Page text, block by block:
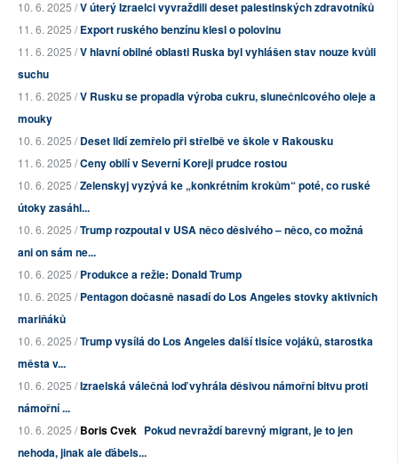
10. 6. 2025 /V úterý Izraelci vyvraždili deset palestinských zdravotníků
11. 6. 2025 /Export ruského benzínu klesl o polovinu
11. 6. 2025 /V hlavní obilné oblasti Ruska byl vyhlášen stav nouze kvůli
suchu
11. 6. 2025 /V Rusku se propadla výroba cukru, slunečnicového oleje a
mouky
10. 6. 2025 /Deset lidí zemřelo při střelbě ve škole v Rakousku
11. 6. 2025 /Ceny obilí v Severní Koreji prudce rostou
10. 6. 2025 /Zelenskyj vyzývá ke „konkrétním krokům“ poté, co ruské
útoky zasáhl...
10. 6. 2025 /Trump rozpoutal v USA něco děsivého – něco, co možná
ani on sám ne...
10. 6. 2025 /Produkce a režie: Donald Trump
10. 6. 2025 /Pentagon dočasně nasadí do Los Angeles stovky aktivních
mariňáků
10. 6. 2025 /Trump vysílá do Los Angeles další tisíce vojáků, starostka
města v...
10. 6. 2025 /Izraelská válečná loď vyhrála děsivou námořní bitvu proti
námořní ...
10. 6. 2025 /Boris Cvek Pokud nevraždí barevný migrant, je to jen
nehoda, jinak ale ďábels...